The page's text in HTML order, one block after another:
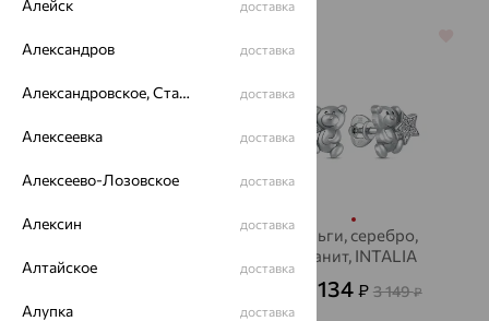
Серьги, серебро,
Серьги, серебро,
фианит, INTALIA
1 134 ₽ 3 149₽
Алейск доставка
Александров доставка
Александровское, Ставропольский край доставка
Алексеевка доставка
Алексеево-Лозовское доставка
Алексин доставка
Алтайское доставка
Алупка доставка